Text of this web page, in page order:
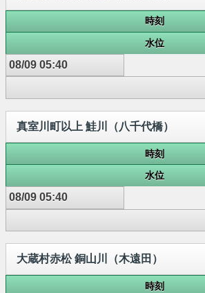
時刻
水位
08/09 05:40
真室川町以上 鮭川（八千代橋）
時刻
水位
08/09 05:40
大蔵村赤松 銅山川（木遠田）
時刻